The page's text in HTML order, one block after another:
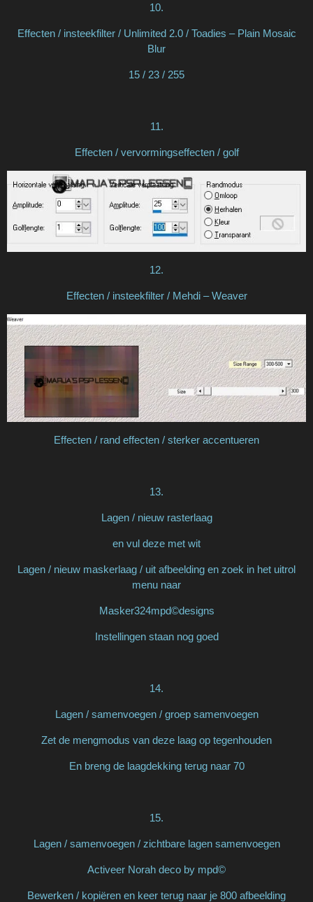
10.
Effecten / insteekfilter / Unlimited 2.0 / Toadies – Plain Mosaic
Blur
15 / 23 / 255
11.
Effecten / vervormingseffecten / golf
12.
Effecten / insteekfilter / Mehdi – Weaver
Effecten / rand effecten / sterker accentueren
13.
Lagen / nieuw rasterlaag
en vul deze met wit
Lagen / nieuw maskerlaag / uit afbeelding en zoek in het uitrol
menu naar
Masker324mpd©designs
Instellingen staan nog goed
14.
Lagen / samenvoegen / groep samenvoegen
Zet de mengmodus van deze laag op tegenhouden
En breng de laagdekking terug naar 70
15.
Lagen / samenvoegen / zichtbare lagen samenvoegen
Activeer Norah deco by mpd©
Bewerken / kopiëren en keer terug naar je 800 afbeelding